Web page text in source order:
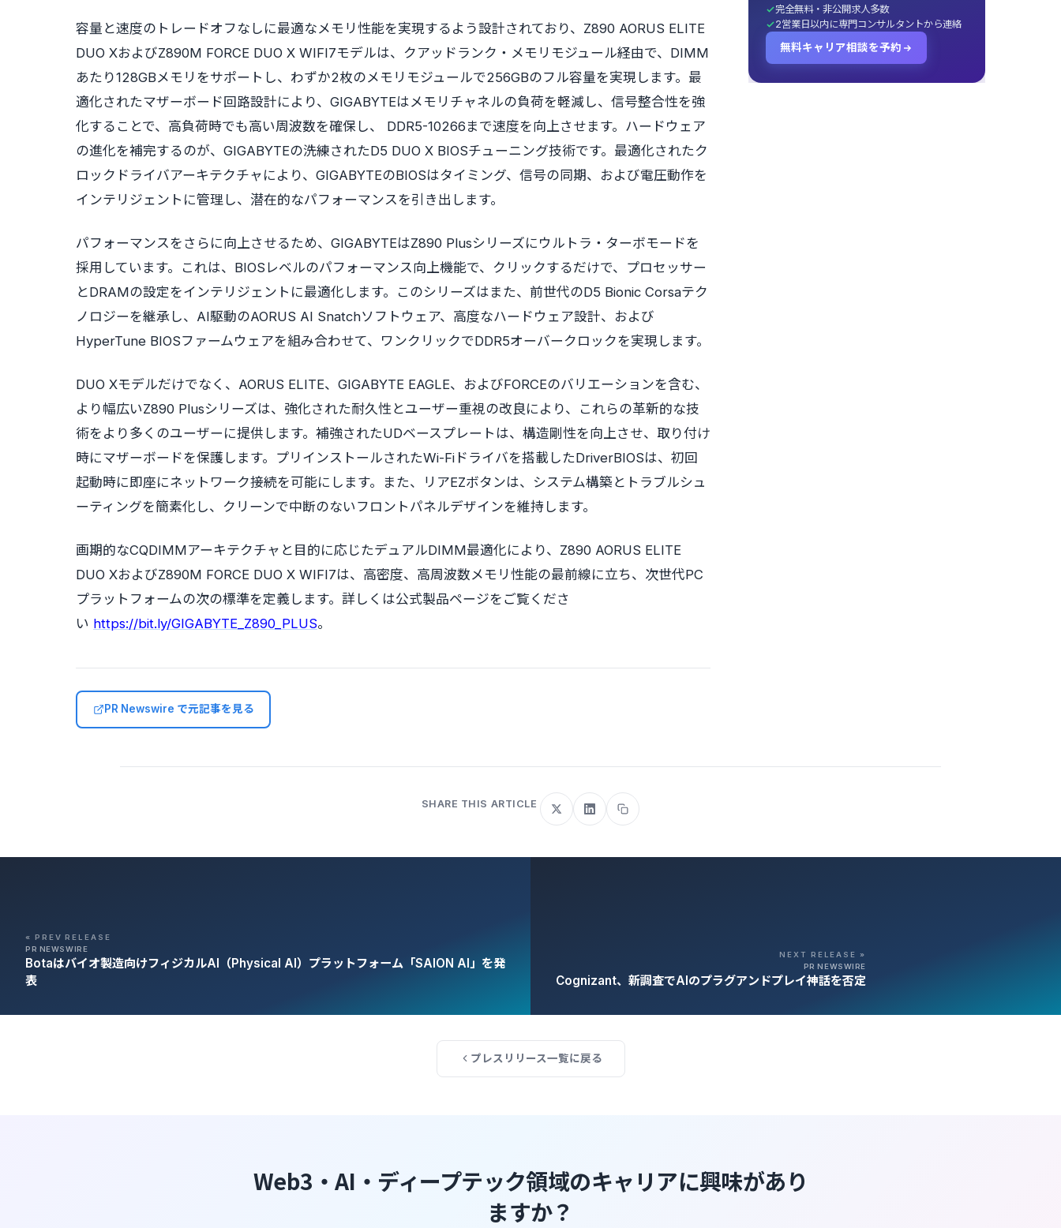
容量と速度のトレードオフなしに最適なメモリ性能を実現するよう設計されており、Z890 AORUS ELITE
DUO XおよびZ890M FORCE DUO X WIFI7モデルは、クアッドランク ・ メモリモジュール経由で、DIMM
あたり128GBメモリをサポートし、わずか2枚のメモリモジュールで256GBのフル容量を実現します。最
適化されたマザーボード回路設計により、GIGABYTEはメモリチャネルの負荷を軽減し、信号整合性を強
化することで、高負荷時でも高い周波数を確保し、 DDR5-10266まで速度を向上させます。ハードウェア
の進化を補完するのが、GIGABYTEの洗練されたD5 DUO X BIOSチューニング技術です。最適化されたク
ロックドライバアーキテクチャにより、GIGABYTEのBIOSはタイミング、信号の同期、および電圧動作を
インテリジェントに管理し、潜在的なパフォーマンスを引き出します。
パフォーマンスをさらに向上させるため、GIGABYTEはZ890 Plusシリーズにウルトラ・ターボモードを
採用しています。これは、BIOSレベルのパフォーマンス向上機能で、クリックするだけで、プロセッサー
とDRAMの設定をインテリジェントに最適化します。このシリーズはまた、前世代のD5 Bionic Corsaテク
ノロジーを継承し、AI駆動のAORUS AI Snatchソフトウェア、高度なハードウェア設計、および
HyperTune BIOSファームウェアを組み合わせて、ワンクリックでDDR5オーバークロックを実現します。
DUO Xモデルだけでなく、AORUS ELITE、GIGABYTE EAGLE、およびFORCEのバリエーションを含む、
より幅広いZ890 Plusシリーズは、強化された耐久性とユーザー重視の改良により、これらの革新的な技
術をより多くのユーザーに提供します。補強されたUDベースプレートは、構造剛性を向上させ、取り付け
時にマザーボードを保護します。プリインストールされたWi-Fiドライバを搭載したDriverBIOSは、初回
起動時に即座にネットワーク接続を可能にします。また、リアEZボタンは、システム構築とトラブルシュ
ーティングを簡素化し、クリーンで中断のないフロントパネルデザインを維持します。
画期的なCQDIMMアーキテクチャと目的に応じたデュアルDIMM最適化により、Z890 AORUS ELITE
DUO XおよびZ890M FORCE DUO X WIFI7は、高密度、高周波数メモリ性能の最前線に立ち、次世代PC
プラットフォームの次の標準を定義します。詳しくは公式製品ページをご覧くださ
い https://bit.ly/GIGABYTE_Z890_PLUS。
PR Newswire で元記事を見る
完全無料・非公開求人多数
2営業日以内に専門コンサルタントから連絡
無料キャリア相談を予約
SHARE THIS ARTICLE
« PREV RELEASE
PR NEWSWIRE
Botaはバイオ製造向けフィジカルAI（Physical AI）プラットフォーム「SAION AI」を発
表
NEXT RELEASE »
PR NEWSWIRE
Cognizant、新調査でAIのプラグアンドプレイ神話を否定
プレスリリース一覧に戻る
Web3・AI・ディープテック領域のキャリアに興味があり
ますか？